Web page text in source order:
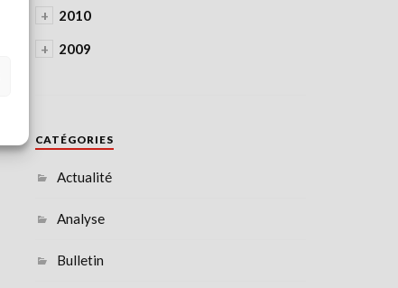
+ 2010
+ 2009
CATÉGORIES
Actualité
Analyse
Bulletin